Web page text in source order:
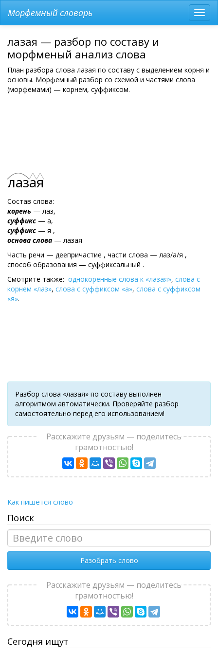
меню
Морфемный словарь
лазая — разбор по составу и
морфменый анализ слова
План разбора слова лазая по составу с выделением корня и
основы. Морфемный разбор со схемой и частями слова
(морфемами) — корнем, суффиксом.
лазая
Состав слова:
корень — лаз,
суффикс — а,
суффикс — я ,
основа слова — лазая
Часть речи — деепричастие , части слова — лаз/а/я ,
cпособ образования — суффиксальный .
Смотрите также: однокоренные слова к «лазая», слова с
корнем «лаз», слова с суффиксом «а», слова с суффиксом
«я».
Разбор слова «лазая» по составу выполнен
алгоритмом автоматически. Проверяйте разбор
самостоятельно перед его использованием!
Расскажите друзьям — поделитесь
грамотностью!
Как пишется слово
Поиск
Разобрать слово
Расскажите друзьям — поделитесь
грамотностью!
Сегодня ищут